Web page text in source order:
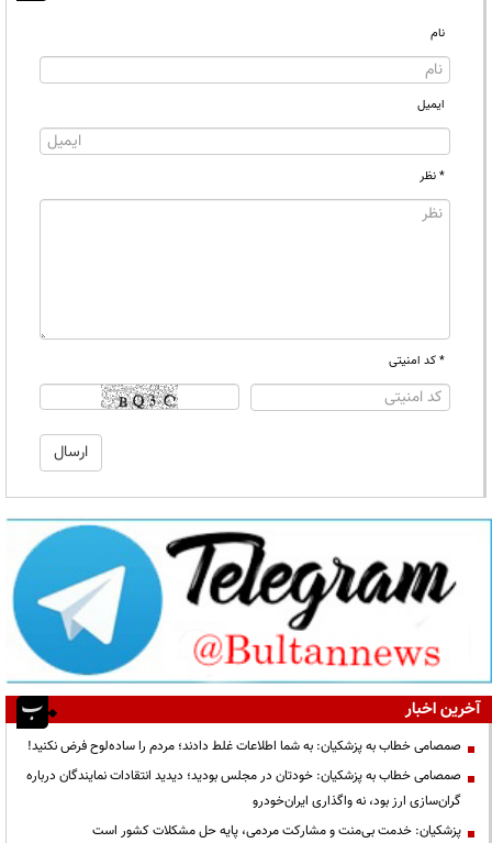
نام
ایمیل
* نظر
* کد امنیتی
آخرین اخبار
صمصامی خطاب به پزشکیان: به شما اطلاعات غلط دادند؛ مردم را ساده‌لوح فرض نکنید!
صمصامی خطاب به پزشکیان: خودتان در مجلس بودید؛ دیدید انتقادات نمایندگان درباره
گران‌سازی ارز بود، نه واگذاری ایران‌خودرو
پزشکیان: خدمت بی‌منت و مشارکت مردمی، پایه حل مشکلات کشور است